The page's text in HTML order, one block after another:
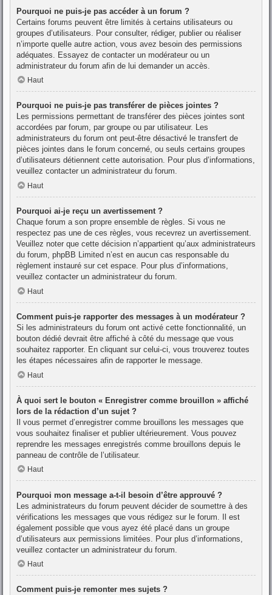
Pourquoi ne puis-je pas accéder à un forum ?
Certains forums peuvent être limités à certains utilisateurs ou
groupes d’utilisateurs. Pour consulter, rédiger, publier ou réaliser
n’importe quelle autre action, vous avez besoin des permissions
adéquates. Essayez de contacter un modérateur ou un
administrateur du forum afin de lui demander un accès.
Haut
Pourquoi ne puis-je pas transférer de pièces jointes ?
Les permissions permettant de transférer des pièces jointes sont
accordées par forum, par groupe ou par utilisateur. Les
administrateurs du forum ont peut-être désactivé le transfert de
pièces jointes dans le forum concerné, ou seuls certains groupes
d’utilisateurs détiennent cette autorisation. Pour plus d’informations,
veuillez contacter un administrateur du forum.
Haut
Pourquoi ai-je reçu un avertissement ?
Chaque forum a son propre ensemble de règles. Si vous ne
respectez pas une de ces règles, vous recevrez un avertissement.
Veuillez noter que cette décision n’appartient qu’aux administrateurs
du forum, phpBB Limited n’est en aucun cas responsable du
règlement instauré sur cet espace. Pour plus d’informations,
veuillez contacter un administrateur du forum.
Haut
Comment puis-je rapporter des messages à un modérateur ?
Si les administrateurs du forum ont activé cette fonctionnalité, un
bouton dédié devrait être affiché à côté du message que vous
souhaitez rapporter. En cliquant sur celui-ci, vous trouverez toutes
les étapes nécessaires afin de rapporter le message.
Haut
À quoi sert le bouton « Enregistrer comme brouillon » affiché
lors de la rédaction d’un sujet ?
Il vous permet d’enregistrer comme brouillons les messages que
vous souhaitez finaliser et publier ultérieurement. Vous pouvez
reprendre les messages enregistrés comme brouillons depuis le
panneau de contrôle de l’utilisateur.
Haut
Pourquoi mon message a-t-il besoin d’être approuvé ?
Les administrateurs du forum peuvent décider de soumettre à des
vérifications les messages que vous rédigez sur le forum. Il est
également possible que vous ayez été placé dans un groupe
d’utilisateurs aux permissions limitées. Pour plus d’informations,
veuillez contacter un administrateur du forum.
Haut
Comment puis-je remonter mes sujets ?